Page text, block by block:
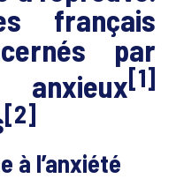
français
par
[1]
[2]
à l’anxiété